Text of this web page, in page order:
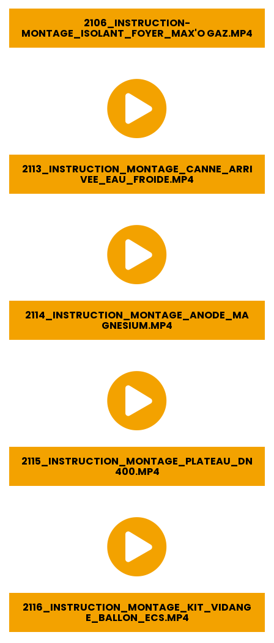
2106_INSTRUCTION-
MONTAGE_ISOLANT_FOYER_MAX'O GAZ.MP4
2113_INSTRUCTION_MONTAGE_CANNE_ARRI
VEE_EAU_FROIDE.MP4
2114_INSTRUCTION_MONTAGE_ANODE_MA
GNESIUM.MP4
2115_INSTRUCTION_MONTAGE_PLATEAU_DN
400.MP4
2116_INSTRUCTION_MONTAGE_KIT_VIDANG
E_BALLON_ECS.MP4